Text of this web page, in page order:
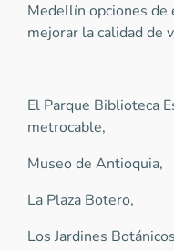
Medellín opciones de
mejorar la calidad de
El Parque Biblioteca
metrocable,
Museo de Antioquia,
La Plaza Botero,
Los Jardines